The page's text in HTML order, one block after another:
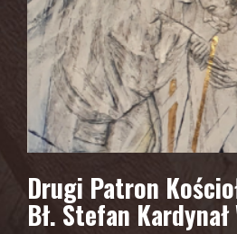
Drugi Patron
Bł. Stefan